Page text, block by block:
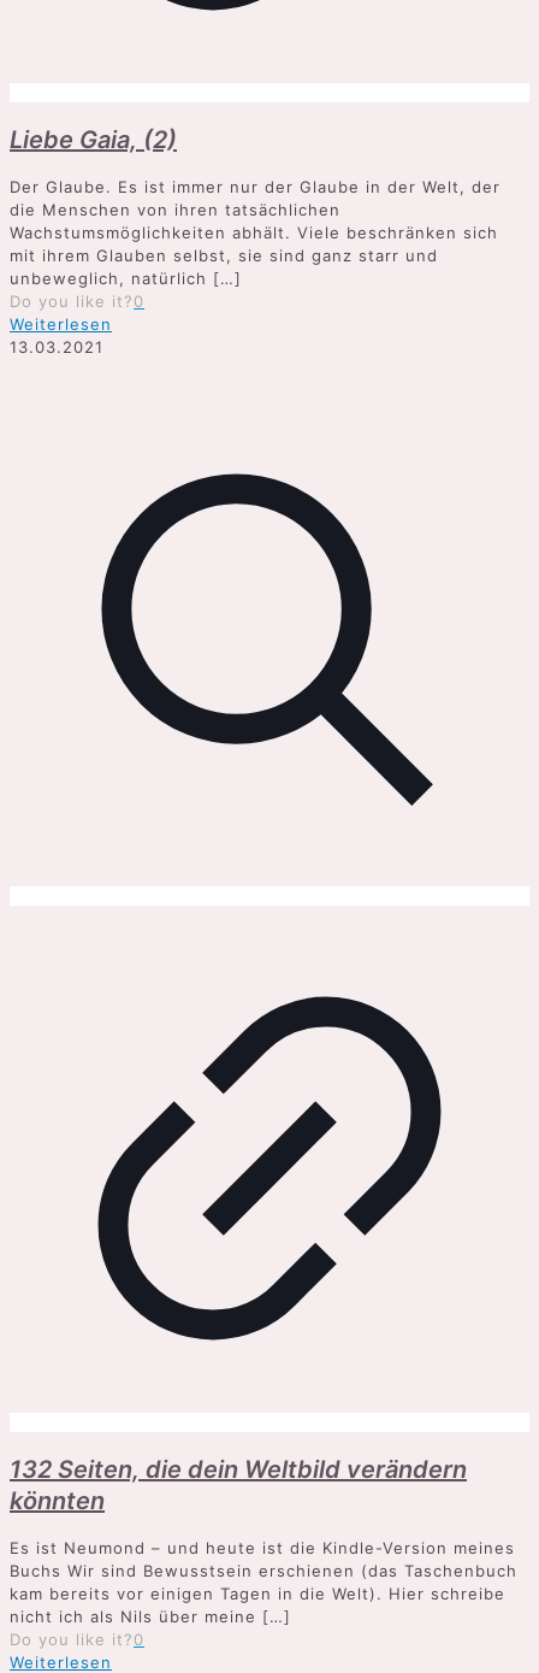
Liebe Gaia, (2)
Der Glaube. Es ist immer nur der Glaube in der Welt, der
die Menschen von ihren tatsächlichen
Wachstumsmöglichkeiten abhält. Viele beschränken sich
mit ihrem Glauben selbst, sie sind ganz starr und
unbeweglich, natürlich […]
Do you like it?0
Weiterlesen
13.03.2021
132 Seiten, die dein Weltbild verändern
könnten
Es ist Neumond – und heute ist die Kindle-Version meines
Buchs Wir sind Bewusstsein erschienen (das Taschenbuch
kam bereits vor einigen Tagen in die Welt). Hier schreibe
nicht ich als Nils über meine […]
Do you like it?0
Weiterlesen